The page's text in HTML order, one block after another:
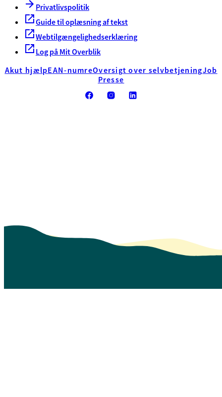
Privatlivspolitik
Guide til oplæsning af tekst
Webtilgængelighedserklæring
Log på Mit Overblik
Akut hjælpEAN-numreOversigt over selvbetjeningJob
Presse